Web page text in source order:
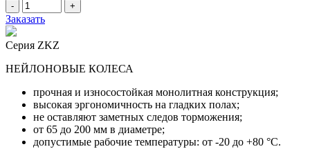
- +
Заказать
Серия ZKZ
НЕЙЛОНОВЫЕ КОЛЕСА
прочная и износостойкая монолитная конструкция;
высокая эргономичность на гладких полах;
не оставляют заметных следов торможения;
от 65 до 200 мм в диаметре;
допустимые рабочие температуры: от -20 до +80 °С.